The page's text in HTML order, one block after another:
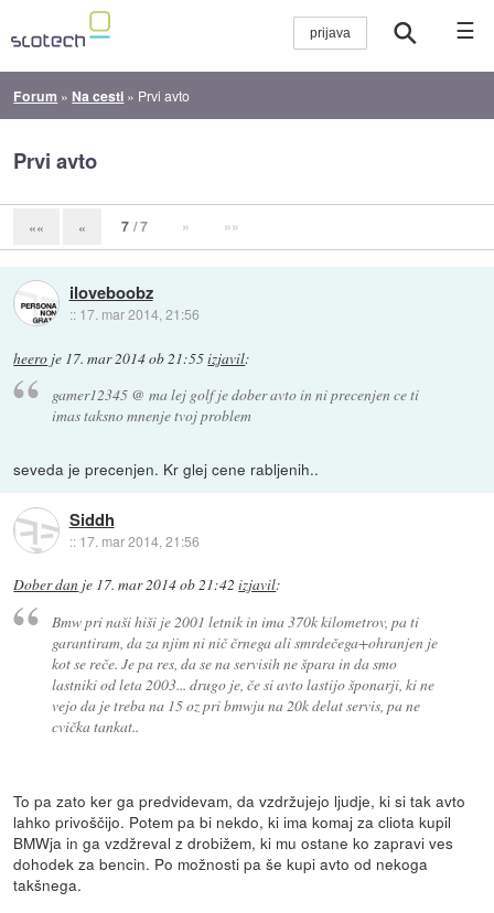
☰
Forum » Na cesti » Prvi avto
Prvi avto
«« « 7 / 7 » »»
iloveboobz
:: 17. mar 2014, 21:56
heero je 17. mar 2014 ob 21:55izjavil:
gamer12345 @ ma lej golf je dober avto in ni precenjen ce ti
imas taksno mnenje tvoj problem
seveda je precenjen. Kr glej cene rabljenih..
Siddh
:: 17. mar 2014, 21:56
Dober dan je 17. mar 2014 ob 21:42 izjavil:
Bmw pri naši hiši je 2001 letnik in ima 370k kilometrov, pa ti
garantiram, da za njim ni nič črnega ali smrdečega+ohranjen je
kot se reče. Je pa res, da se na servisih ne špara in da smo
lastniki od leta 2003... drugo je, če si avto lastijo šponarji, ki ne
vejo da je treba na 15 oz pri bmwju na 20k delat servis, pa ne
cvička tankat..
To pa zato ker ga predvidevam, da vzdržujejo ljudje, ki si tak avto
lahko privoščijo. Potem pa bi nekdo, ki ima komaj za cliota kupil
BMWja in ga vzdžreval z drobižem, ki mu ostane ko zapravi ves
dohodek za bencin. Po možnosti pa še kupi avto od nekoga
takšnega.